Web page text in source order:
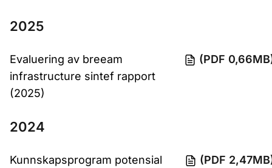
2025
Evaluering av breeam
infrastructure sintef rapport
(2025)
(PDF
2024
Kunnskapsprogram potensial
(PDF